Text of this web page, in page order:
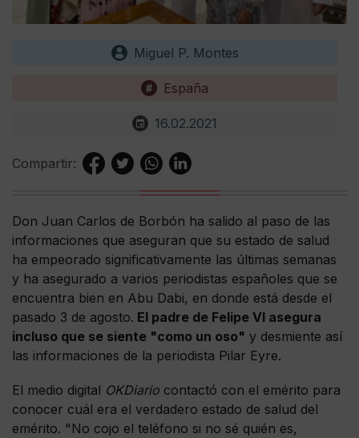
Miguel P. Montes
España
16.02.2021
Compartir:
Don Juan Carlos de Borbón ha salido al paso de las
informaciones que aseguran que su estado de salud
ha empeorado significativamente las últimas semanas
y ha asegurado a varios periodistas españoles que se
encuentra bien en Abu Dabi, en donde está desde el
pasado 3 de agosto. El padre de Felipe VI asegura
incluso que se siente "como un oso" y desmiente así
las informaciones de la periodista Pilar Eyre.
El medio digital OKDiario contactó con el emérito para
conocer cuál era el verdadero estado de salud del
emérito. "No cojo el teléfono si no sé quién es,